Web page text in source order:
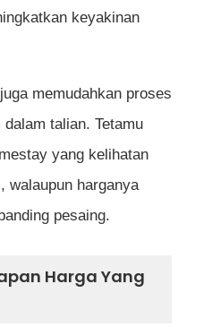
keyakinan
memudahkan proses
talian. Tetamu
yang kelihatan
walaupun harganya
pesaing.
Harga Yang